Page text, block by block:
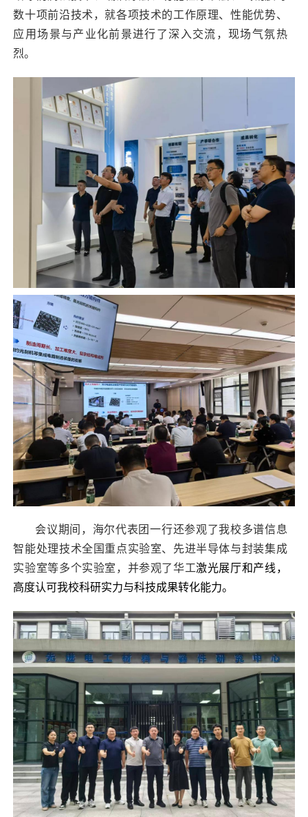
数十项前沿技术，就各项技术的工作原理、性能优势、
应用场景与产业化前景进行了深入交流，现场气氛热
烈。
会议期间，海尔代表团一行还参观了我校多谱信息
智能处理技术全国重点实验室、先进半导体与封装集成
实验室等多个实验室，并参观了华工激光展厅和产线，
高度认可我校科研实力与科技成果转化能力。